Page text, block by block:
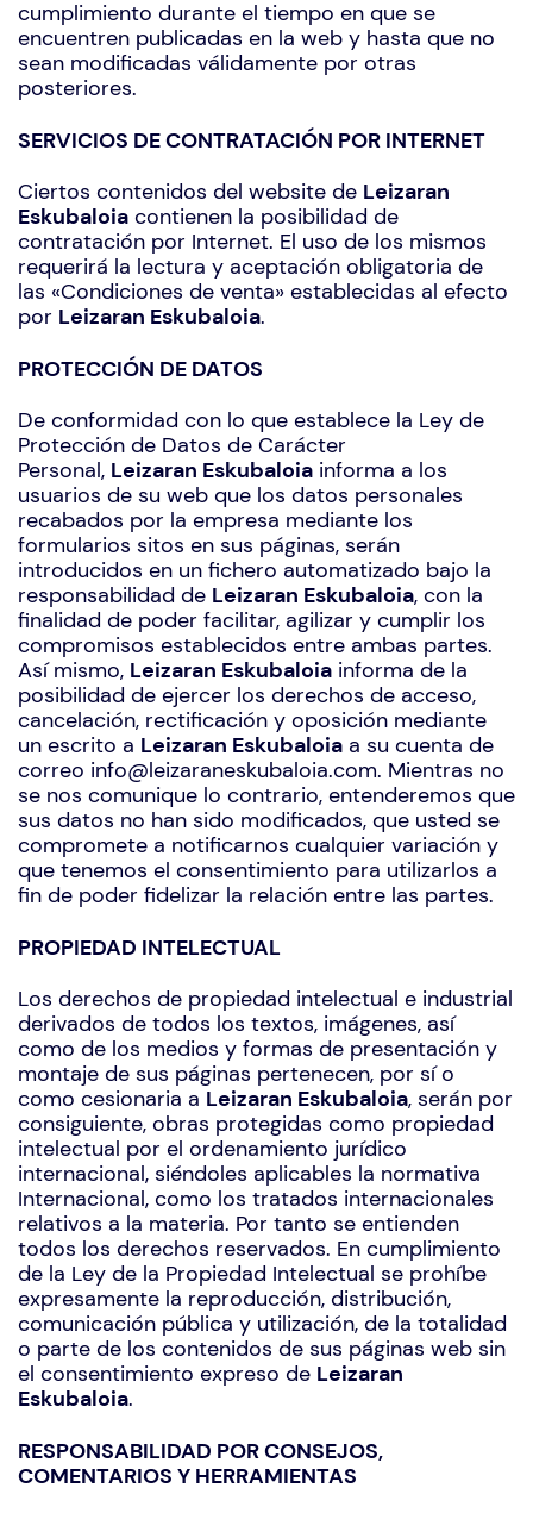
cumplimiento durante el tiempo en que se
encuentren publicadas en la web y hasta que no
sean modificadas válidamente por otras
posteriores.
SERVICIOS DE CONTRATACIÓN POR INTERNET
Ciertos contenidos del website de Leizaran
Eskubaloia contienen la posibilidad de
contratación por Internet. El uso de los mismos
requerirá la lectura y aceptación obligatoria de
las «Condiciones de venta» establecidas al efecto
por Leizaran Eskubaloia.
PROTECCIÓN DE DATOS
De conformidad con lo que establece la Ley de
Protección de Datos de Carácter
Personal, Leizaran Eskubaloia informa a los
usuarios de su web que los datos personales
recabados por la empresa mediante los
formularios sitos en sus páginas, serán
introducidos en un fichero automatizado bajo la
responsabilidad de Leizaran Eskubaloia, con la
finalidad de poder facilitar, agilizar y cumplir los
compromisos establecidos entre ambas partes.
Así mismo, Leizaran Eskubaloia informa de la
posibilidad de ejercer los derechos de acceso,
cancelación, rectificación y oposición mediante
un escrito a Leizaran Eskubaloia a su cuenta de
correo info@leizaraneskubaloia.com. Mientras no
se nos comunique lo contrario, entenderemos que
sus datos no han sido modificados, que usted se
compromete a notificarnos cualquier variación y
que tenemos el consentimiento para utilizarlos a
fin de poder fidelizar la relación entre las partes.
PROPIEDAD INTELECTUAL
Los derechos de propiedad intelectual e industrial
derivados de todos los textos, imágenes, así
como de los medios y formas de presentación y
montaje de sus páginas pertenecen, por sí o
como cesionaria a Leizaran Eskubaloia, serán por
consiguiente, obras protegidas como propiedad
intelectual por el ordenamiento jurídico
internacional, siéndoles aplicables la normativa
Internacional, como los tratados internacionales
relativos a la materia. Por tanto se entienden
todos los derechos reservados. En cumplimiento
de la Ley de la Propiedad Intelectual se prohíbe
expresamente la reproducción, distribución,
comunicación pública y utilización, de la totalidad
o parte de los contenidos de sus páginas web sin
el consentimiento expreso de Leizaran
Eskubaloia.
RESPONSABILIDAD POR CONSEJOS,
COMENTARIOS Y HERRAMIENTAS